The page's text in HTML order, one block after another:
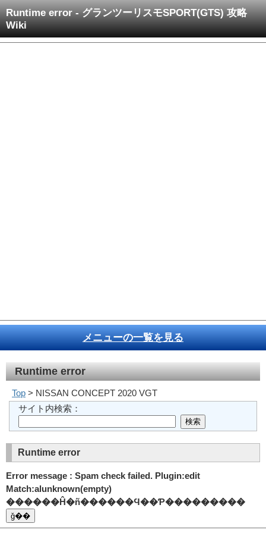
Runtime error - グランツーリスモSPORT(GTS) 攻略
Wiki
メニューの一覧を見る
Runtime error
Top > NISSAN CONCEPT 2020 VGT
サイト内検索：
Runtime error
Error message : Spam check failed. Plugin:edit
Match:alunknown(empty)
������Ĥ�ñ������Ϥ��Ƥ���������